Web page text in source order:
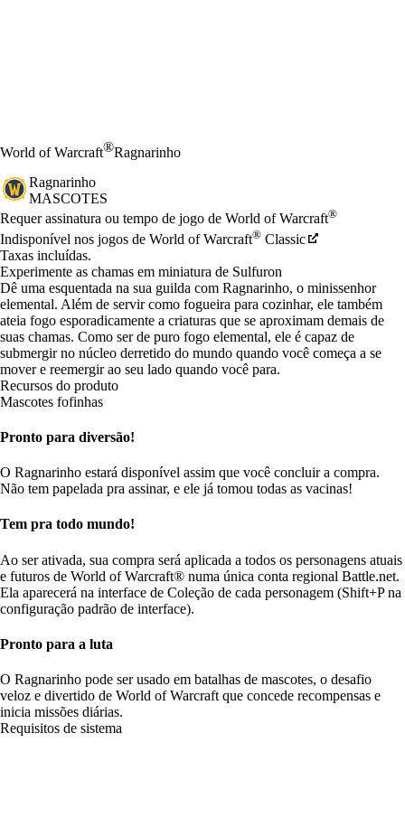
World of Warcraft®Ragnarinho
Ragnarinho
MASCOTES
Preço
Available actions
Requer assinatura ou tempo de jogo de World of Warcraft®
Indisponível nos jogos de World of Warcraft® Classic
Taxas incluídas.
Experimente as chamas em miniatura de Sulfuron
Dê uma esquentada na sua guilda com Ragnarinho, o minissenhor
elemental. Além de servir como fogueira para cozinhar, ele também
ateia fogo esporadicamente a criaturas que se aproximam demais de
suas chamas. Como ser de puro fogo elemental, ele é capaz de
submergir no núcleo derretido do mundo quando você começa a se
mover e reemergir ao seu lado quando você para.
Recursos do produto
Mascotes fofinhas
Pronto para diversão!
O Ragnarinho estará disponível assim que você concluir a compra.
Não tem papelada pra assinar, e ele já tomou todas as vacinas!
Tem pra todo mundo!
Ao ser ativada, sua compra será aplicada a todos os personagens atuais
e futuros de World of Warcraft® numa única conta regional Battle.net.
Ela aparecerá na interface de Coleção de cada personagem (Shift+P na
configuração padrão de interface).
Pronto para a luta
O Ragnarinho pode ser usado em batalhas de mascotes, o desafio
veloz e divertido de World of Warcraft que concede recompensas e
inicia missões diárias.
Requisitos de sistema